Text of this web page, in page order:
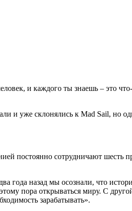
и каждого ты знаешь – это
и уже склонялись к Mad Sail, но
постоянно сотрудничают шесть
года назад мы осознали, что
пора открываться миру. С
зарабатывать».